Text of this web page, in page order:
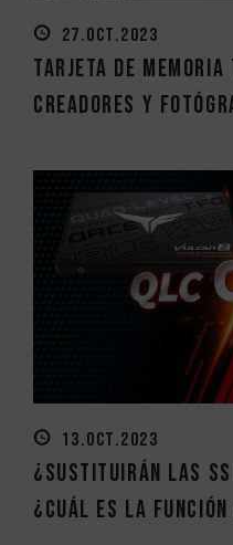
27.OCT.2023
Tarjeta de memoria
creadores y
13.OCT.2023
¿Sustituirán las
¿Cuál es la función